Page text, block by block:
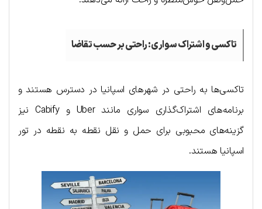
تاکسی و اشتراک سواری: راحتی بر حسب تقاضا
تاکسی‌ها به راحتی در شهرهای اسپانیا در دسترس هستند و
برنامه‌های اشتراک‌گذاری سواری مانند Uber و Cabify نیز
گزینه‌های محبوبی برای حمل و نقل نقطه به نقطه در تور
اسپانیا هستند.